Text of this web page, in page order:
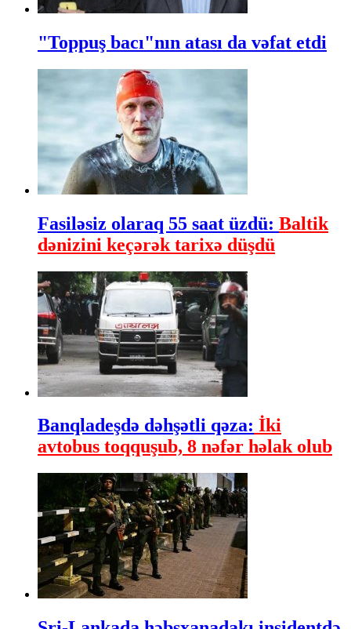
"Toppuş bacı"nın atası da vəfat etdi
Fasiləsiz olaraq 55 saat üzdü: Baltik
dənizini keçərək tarixə düşdü
Banqladeşdə dəhşətli qəza: İki
avtobus toqquşub, 8 nəfər həlak olub